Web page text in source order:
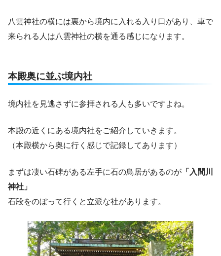
八雲神社の横には裏から境内に入れる入り口があり、車で
来られる人は八雲神社の横を通る感じになります。
本殿奥に並ぶ境内社
境内社を見逃さずに参拝される人も多いですよね。
本殿の近くにある境内社をご紹介していきます。
（本殿横から奥に行く感じで記録してあります）
まずは凄い石碑がある左手に石の鳥居があるのが 「入間川
神社」
石段をのぼって行くと立派な社があります。